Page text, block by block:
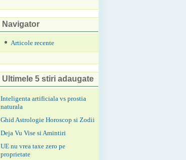
Navigator
Articole recente
Ultimele 5 stiri adaugate
Inteligenta artificiala vs prostia
naturala
Ghid Astrologie Horoscop si Zodii
Deja Vu Vise si Amintiri
UE nu vrea taxe zero pe
proprietate